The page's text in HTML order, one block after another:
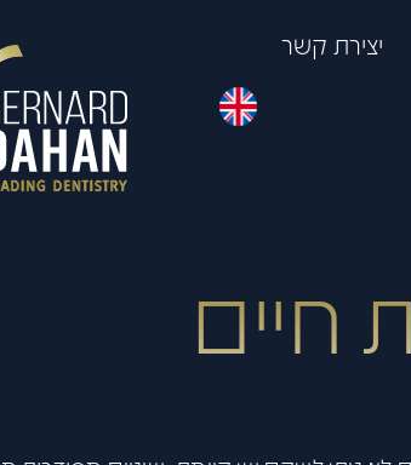
יצירת קשר
חיים